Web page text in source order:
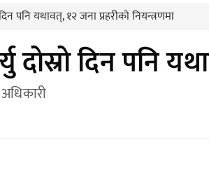
पनि यथावत्, १२ जना प्रहरीको नियन्त्रणमा
दिन पनि